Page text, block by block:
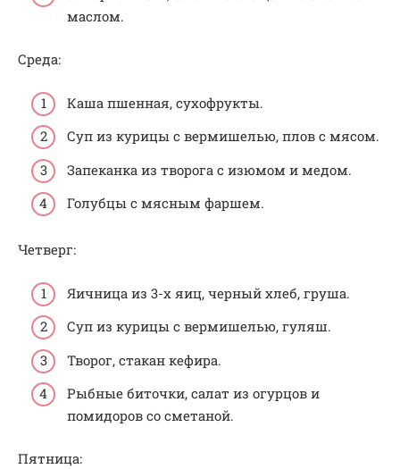
маслом.
Среда:
Каша пшенная, сухофрукты.
Суп из курицы с вермишелью, плов с мясом.
Запеканка из творога с изюмом и медом.
Голубцы с мясным фаршем.
Четверг:
Яичница из 3-х яиц, черный хлеб, груша.
Суп из курицы с вермишелью, гуляш.
Творог, стакан кефира.
Рыбные биточки, салат из огурцов и
помидоров со сметаной.
Пятница: